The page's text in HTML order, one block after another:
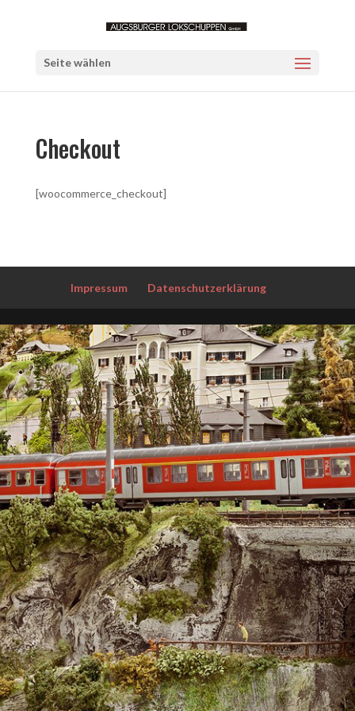
Seite wählen
Checkout
[woocommerce_checkout]
Impressum Datenschutzerklärung